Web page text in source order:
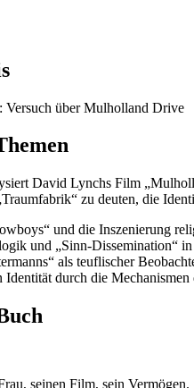
Versuch über Mulholland Drive
David Lynchs Film
zu deuten, die
und die Inszenierung
und „Sinn-Dissemination“
als teuflischer
Identität durch die
seinen Film, sein